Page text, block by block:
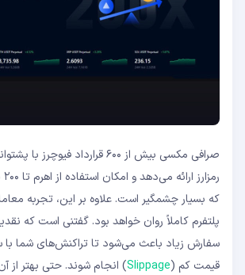
صرافی مکسی بیش از ۶۰۰ قرارداد فیوچرز با پشتوانه
که بسیار چشمگیر است. علاوه بر این، تجربه
پلتفرم کاملاً روان خواهد بود. گفتنی است که
سفارش زیاد باعث می‌شود تا تراکنش‌های شما با
قیمت کم (Slippage) انجام شوند. حتی بهتر از